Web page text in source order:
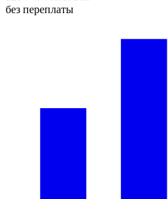
без переплаты